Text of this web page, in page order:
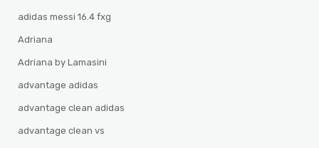
adidas messi 16.4 fxg
Adriana
Adriana by Lamasini
advantage adidas
advantage clean adidas
advantage clean vs